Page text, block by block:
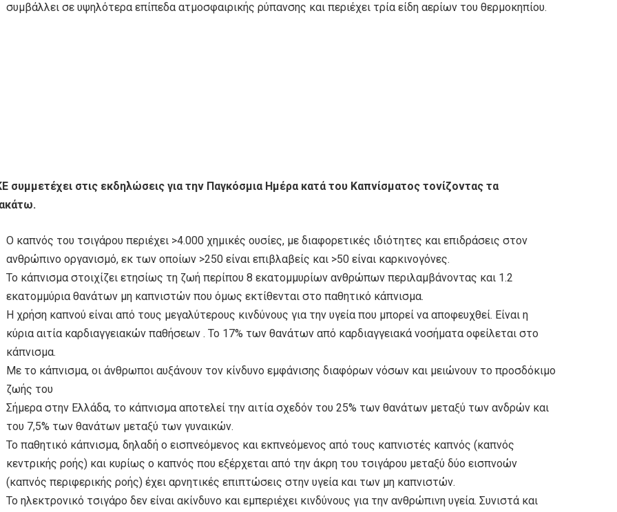
συμβάλλει σε υψηλότερα επίπεδα ατμοσφαιρικής ρύπανσης και περιέχει τρία είδη αερίων του θερμοκηπίου.
συμμετέχει στις εκδηλώσεις για την Παγκόσμια Ημέρα κατά του Καπνίσματος τονίζοντας τα
Ο καπνός του τσιγάρου περιέχει >4.000 χημικές ουσίες, με διαφορετικές ιδιότητες και επιδράσεις στον
ανθρώπινο οργανισμό, εκ των οποίων >250 είναι επιβλαβείς και >50 είναι καρκινογόνες.
Το κάπνισμα στοιχίζει ετησίως τη ζωή περίπου 8 εκατομμυρίων ανθρώπων περιλαμβάνοντας και 1.2
εκατομμύρια θανάτων μη καπνιστών που όμως εκτίθενται στο παθητικό κάπνισμα.
Η χρήση καπνού είναι από τους μεγαλύτερους κινδύνους για την υγεία που μπορεί να αποφευχθεί. Είναι η
κύρια αιτία καρδιαγγειακών παθήσεων . Το 17% των θανάτων από καρδιαγγειακά νοσήματα οφείλεται στο
κάπνισμα.
Με το κάπνισμα, οι άνθρωποι αυξάνουν τον κίνδυνο εμφάνισης διαφόρων νόσων και μειώνουν το προσδόκιμο
ζωής του
Σήμερα στην Ελλάδα, το κάπνισμα αποτελεί την αιτία σχεδόν του 25% των θανάτων μεταξύ των ανδρών και
του 7,5% των θανάτων μεταξύ των γυναικών.
Το παθητικό κάπνισμα, δηλαδή ο εισπνεόμενος και εκπνεόμενος από τους καπνιστές καπνός (καπνός
κεντρικής ροής) και κυρίως ο καπνός που εξέρχεται από την άκρη του τσιγάρου μεταξύ δύο εισπνοών
(καπνός περιφερικής ροής) έχει αρνητικές επιπτώσεις στην υγεία και των μη καπνιστών.
Το ηλεκτρονικό τσιγάρο δεν είναι ακίνδυνο και εμπεριέχει κινδύνους για την ανθρώπινη υγεία. Συνιστά και